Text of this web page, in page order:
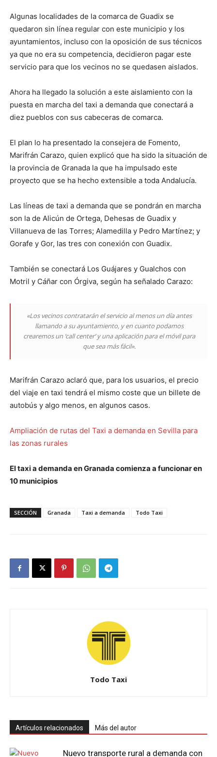
Algunas localidades de la comarca de Guadix se
quedaron sin línea regular con este municipio y los
ayuntamientos, incluso con la oposición de sus técnicos
ya que no era su competencia, decidieron pagar este
servicio para que los vecinos no se quedasen aislados.
Ahora ha llegado la solución a este aislamiento con la
puesta en marcha del taxi a demanda que conectará a
diez pueblos con sus cabeceras de comarca.
El plan lo ha presentado la consejera de Fomento,
Marifrán Carazo, quien explicó que ha sido la situación de
la provincia de Granada la que ha impulsado este
proyecto que se ha hecho extensible a toda Andalucía.
Las líneas de taxi a demanda que se pondrán en marcha
son la de Alicún de Ortega, Dehesas de Guadix y
Villanueva de las Torres; Alamedilla y Pedro Martínez; y
Gorafe y Gor, las tres con conexión con Guadix.
También se conectará Los Guájares y Gualchos con
Motril y Cáñar con Órgiva, según ha señalado Carazo:
«Los vecinos contratarán el servicio al menos un día antes
llamando a su ayuntamiento, y en cuanto podamos
crearemos un ‘call center’ y una aplicación para el móvil para
que sea más fácil».
Marifrán Carazo aclaró que, para los usuarios, el precio
del viaje en taxi tendrá el mismo coste que un billete de
autobús y algo menos, en algunos casos.
Ampliación de rutas del Taxi a demanda en Sevilla para
las zonas rurales
El taxi a demanda en Granada comienza a funcionar en
10 municipios
SECCIÓN Granada Taxi a demanda Todo Taxi
Todo Taxi
Artículos relacionados Más del autor
Nuevo transporte rural a demanda con